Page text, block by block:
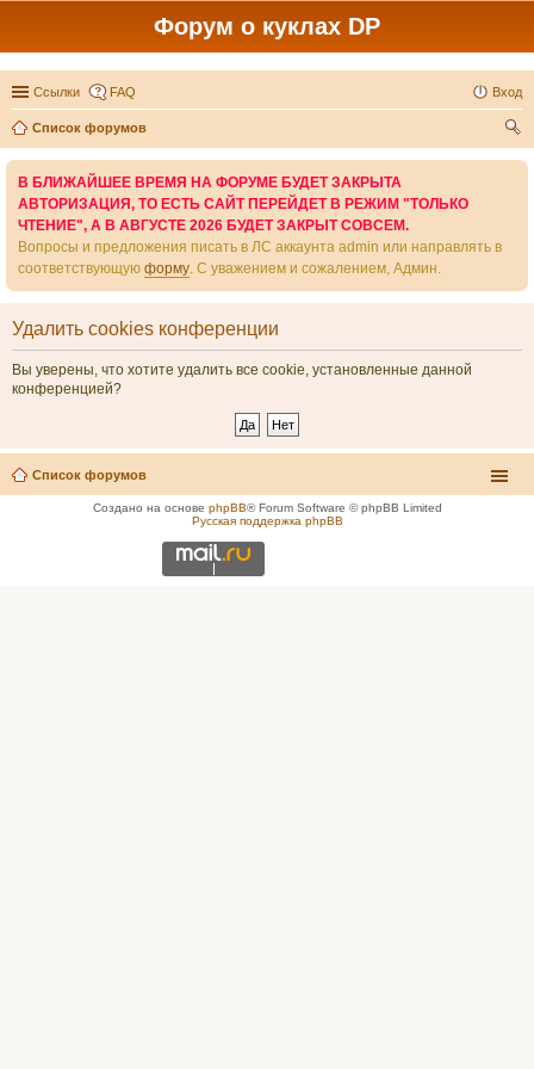
Форум о куклах DP
Ссылки FAQ Вход
Список форумов
В БЛИЖАЙШЕЕ ВРЕМЯ НА ФОРУМЕ БУДЕТ ЗАКРЫТА
АВТОРИЗАЦИЯ, ТО ЕСТЬ САЙТ ПЕРЕЙДЕТ В РЕЖИМ "ТОЛЬКО
ЧТЕНИЕ", А В АВГУСТЕ 2026 БУДЕТ ЗАКРЫТ СОВСЕМ.
Вопросы и предложения писать в ЛС аккаунта admin или направлять в
соответствующую форму. С уважением и сожалением, Админ.
Удалить cookies конференции
Вы уверены, что хотите удалить все cookie, установленные данной
конференцией?
Список форумов
Создано на основе phpBB® Forum Software © phpBB Limited
Русская поддержка phpBB